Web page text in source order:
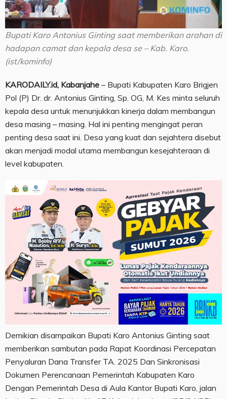
Bupati Karo Antonius Ginting saat memberikan arahan di
hadapan camat dan kepala desa se – Kab. Karo.
(ist/kominfo)
KARODAILY.id, Kabanjahe – Bupati Kabupaten Karo Brigjen
Pol (P) Dr. dr. Antonius Ginting, Sp. OG, M. Kes minta seluruh
kepala desa untuk menunjukkan kinerja dalam membangun
desa masing – masing. Hal ini penting mengingat peran
penting desa saat ini. Desa yang kuat dan sejahtera disebut
akan menjadi modal utama membangun kesejahteraan di
level kabupaten.
Demikian disampaikan Bupati Karo Antonius Ginting saat
memberikan sambutan pada Rapat Koordinasi Percepatan
Penyaluran Dana Transfer TA. 2025 Dan Sinkronisasi
Dokumen Perencanaan Pemerintah Kabupaten Karo
Dengan Pemerintah Desa di Aula Kantor Bupati Karo, jalan